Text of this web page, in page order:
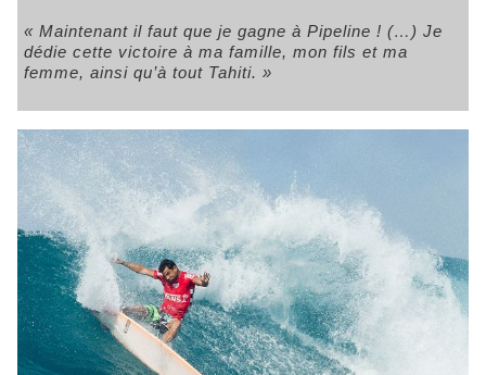
« Maintenant il faut que je gagne à Pipeline ! (…) Je
dédie cette victoire à ma famille, mon fils et ma
femme, ainsi qu’à tout Tahiti. »